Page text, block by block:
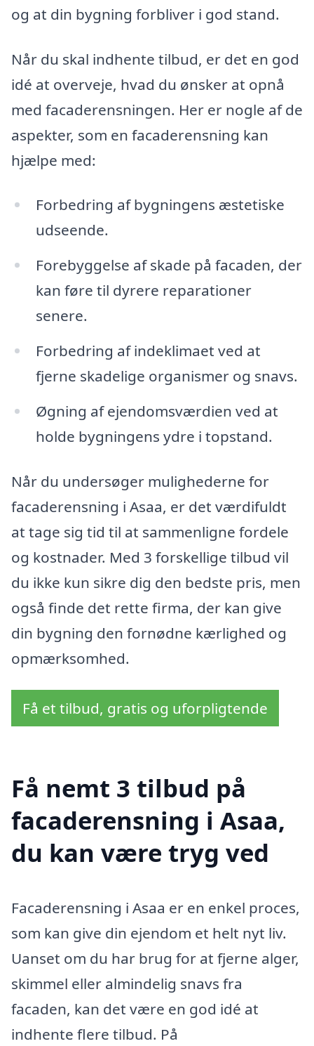
og at din bygning forbliver i god stand.
Når du skal indhente tilbud, er det en god
idé at overveje, hvad du ønsker at opnå
med facaderensningen. Her er nogle af de
aspekter, som en facaderensning kan
hjælpe med:
Forbedring af bygningens æstetiske
udseende.
Forebyggelse af skade på facaden, der
kan føre til dyrere reparationer
senere.
Forbedring af indeklimaet ved at
fjerne skadelige organismer og snavs.
Øgning af ejendomsværdien ved at
holde bygningens ydre i topstand.
Når du undersøger mulighederne for
facaderensning i Asaa, er det værdifuldt
at tage sig tid til at sammenligne fordele
og kostnader. Med 3 forskellige tilbud vil
du ikke kun sikre dig den bedste pris, men
også finde det rette firma, der kan give
din bygning den fornødne kærlighed og
opmærksomhed.
Få et tilbud, gratis og uforpligtende
Få nemt 3 tilbud på
facaderensning i Asaa,
du kan være tryg ved
Facaderensning i Asaa er en enkel proces,
som kan give din ejendom et helt nyt liv.
Uanset om du har brug for at fjerne alger,
skimmel eller almindelig snavs fra
facaden, kan det være en god idé at
indhente flere tilbud. På